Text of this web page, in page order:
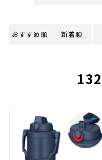
おすすめ順 新着順
132